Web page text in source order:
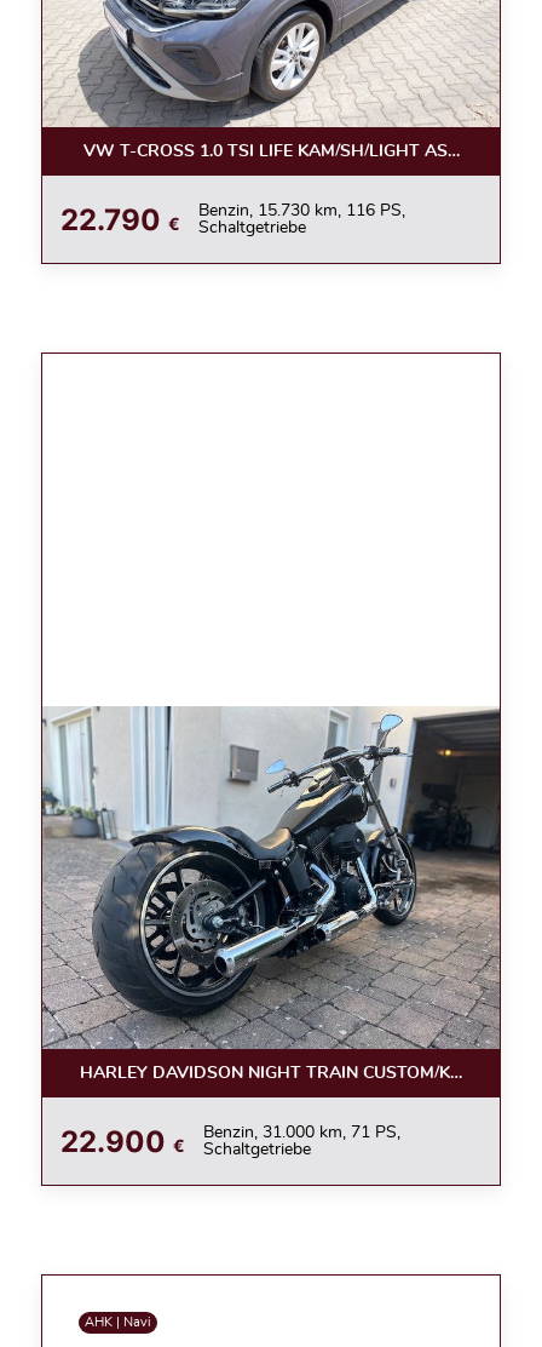
VW T-CROSS 1.0 TSI LIFE KAM/SH/LIGHT ASSIST/
22.790 €
Benzin, 15.730 km, 116 PS,
Schaltgetriebe
HARLEY DAVIDSON NIGHT TRAIN CUSTOM/KLAPPE/
22.900 €
Benzin, 31.000 km, 71 PS,
Schaltgetriebe
AHK | Navi